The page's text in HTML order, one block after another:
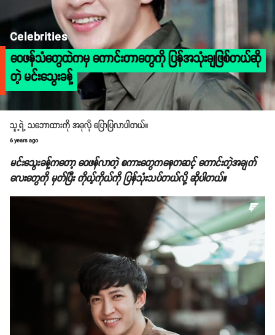
Celebrities
ဝေဖန်သံတွေထဲကမှ ‌ကောင်းတာတွေကို ပြန်အသုံးချဖြစ်တယ်ဆို
တဲ့ မင်းသွေးခန့်
သူ့ရဲ့ သဘောထားကို အခုလို ပြောပြလာပါတယ်။
6 years ago
မင်းသွေးခန့်ကတော့ ဝေဖန်လာတဲ့ စကားတွေကနေတဆင့် ကောင်းတဲ့အချက်
လေးတွေကို မှတ်ပြီး ကိုယ့်ကိုယ်ကို ပြန်သုံးသပ်တယ်လို့ ဆိုပါတယ်။